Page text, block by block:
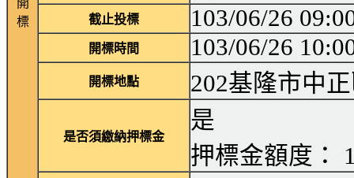
標
截止投標 103/06/26
開標時間 103/06/26
開標地點 202基隆市中
是否須繳納押標金
是
押標金額度：